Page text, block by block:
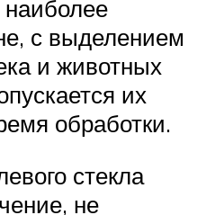
с выделением
и животных
их
обработки.
стекла
не